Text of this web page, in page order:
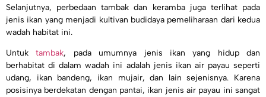
Selanjutnya, perbedaan tambak dan keramba juga terlihat pada
jenis ikan yang menjadi kultivan budidaya pemeliharaan dari kedua
wadah habitat ini.
Untuktambak, pada umumnya jenis ikan yang hidup dan
berhabitat di dalam wadah ini adalah jenis ikan air payau seperti
udang, ikan bandeng, ikan mujair, dan lain sejenisnya. Karena
posisinya berdekatan dengan pantai, ikan jenis air payau ini sangat